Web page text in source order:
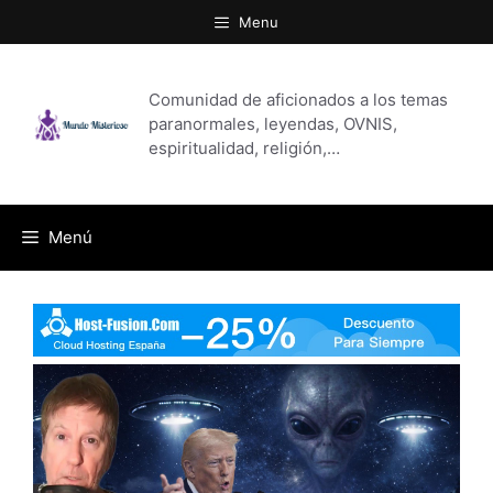
al
Menu
Comunidad de aficionados a los temas
paranormales, leyendas, OVNIS,
espiritualidad, religión,…
Menú